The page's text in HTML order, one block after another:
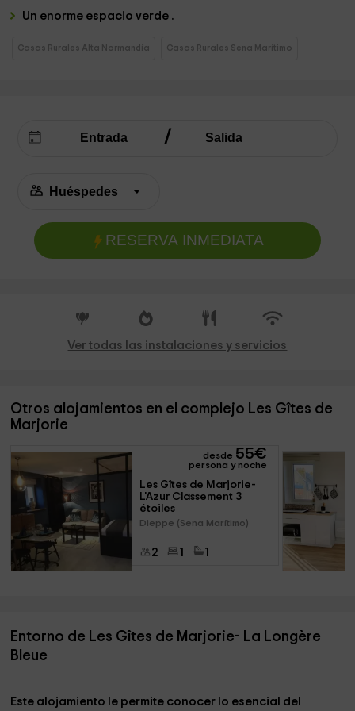
Un enorme espacio verde .
Casas Rurales Alta Normandía Casas Rurales Sena Marítimo
RESERVA INMEDIATA
Ver todas las instalaciones y servicios
Otros alojamientos en el complejo Les Gîtes de
Marjorie
desde 55€
persona y noche
Les Gîtes de Marjorie-
L'Azur Classement 3
étoiles
Dieppe (Sena Marítimo)
2 1 1
Entorno de Les Gîtes de Marjorie- La Longère
Bleue
Este alojamiento le permite conocer lo esencial del